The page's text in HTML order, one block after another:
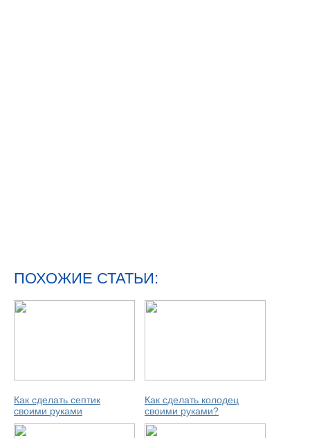
ПОХОЖИЕ СТАТЬИ:
Как сделать септик
своими руками
Как сделать колодец
своими руками?